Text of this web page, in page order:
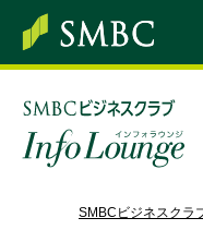
SMBCビジネスクラ